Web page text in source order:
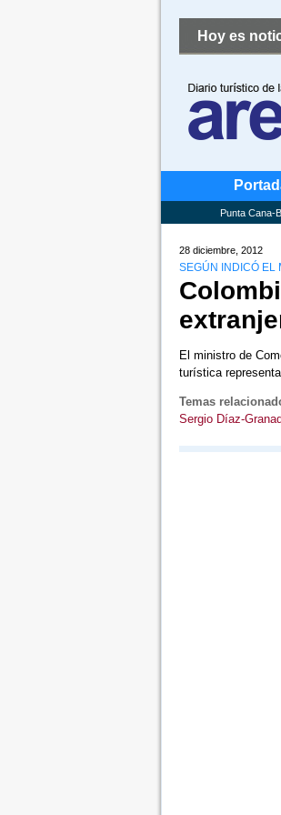
Hoy es
Punta Cana-
28 diciembre, 2012
SEGÚN INDICÓ EL
El ministro de
turística
Temas
Sergio Díaz-